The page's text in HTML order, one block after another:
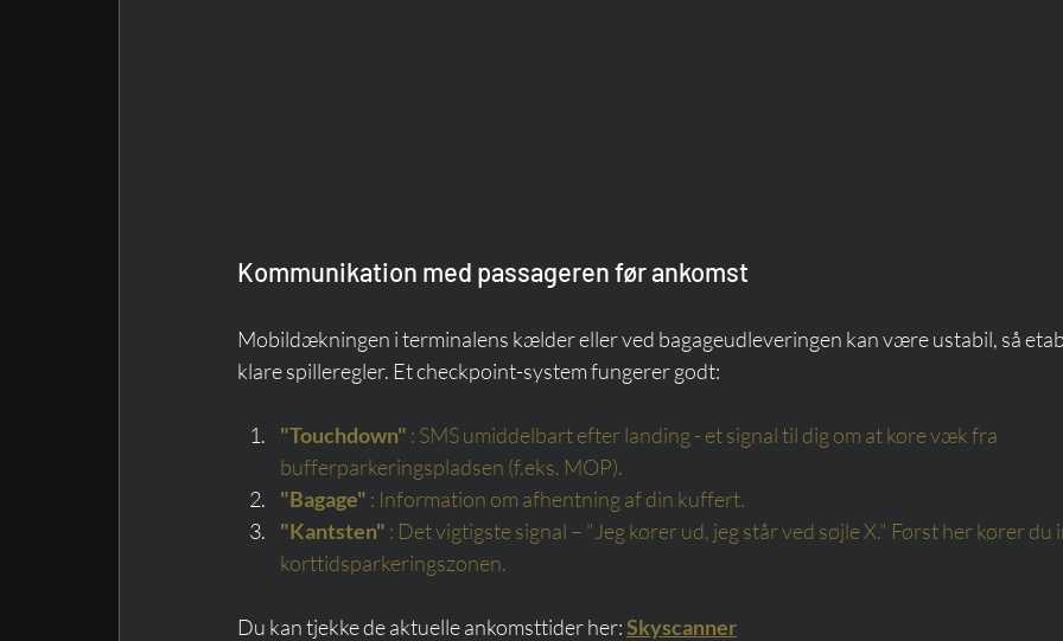
Kommunikation med passageren før ankomst
Mobildækningen i terminalens kælder eller ved bagageudleveringen kan være ustabil, så
klare spilleregler. Et checkpoint-system fungerer godt:
"Touchdown" : SMS umiddelbart efter landing - et signal til dig om at køre væk fra
bufferparkeringspladsen (f.eks. MOP).
"Bagage" : Information om afhentning af din kuffert.
"Kantsten" : Det vigtigste signal – "Jeg kører ud, jeg står ved søjle X." Først her kører du
korttidsparkeringszonen.
Du kan tjekke de aktuelle ankomsttider her: Skyscanner